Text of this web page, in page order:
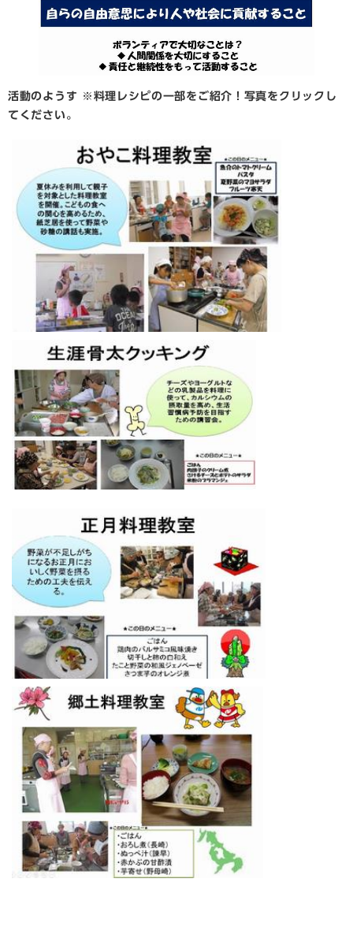
活動のようす ※料理レシピの一部をご紹介！写真をクリックし
てください。